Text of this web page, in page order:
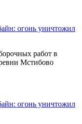
огонь уничтожил
работ в
Мстибово
огонь уничтожил